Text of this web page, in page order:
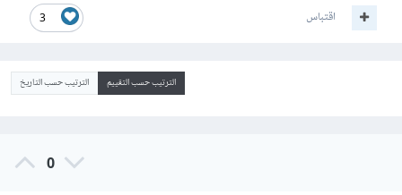
3 اقتباس
الترتيب حسب التقييم الترتيب حسب التاريخ
0